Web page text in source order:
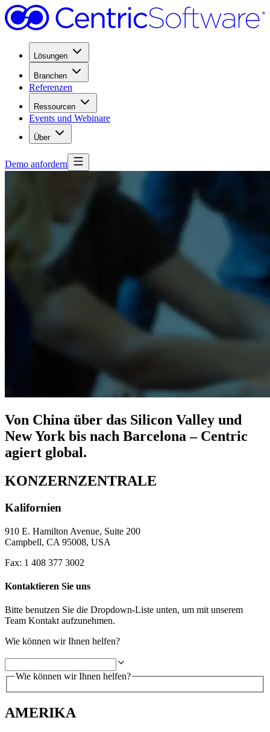
Lösungen
Branchen
Referenzen
Ressourcen
Events und Webinare
Über
Demo anfordern
Von China über das Silicon Valley und
New York bis nach Barcelona – Centric
agiert global.
KONZERNZENTRALE
Kalifornien
910 E. Hamilton Avenue, Suite 200
Campbell, CA 95008, USA
Fax: 1 408 377 3002
Kontaktieren Sie uns
Bitte benutzen Sie die Dropdown-Liste unten, um mit unserem
Team Kontakt aufzunehmen.
Wie können wir Ihnen helfen?
Wie können wir Ihnen helfen?
AMERIKA